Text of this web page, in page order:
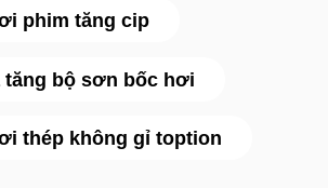
phim tăng cip
tăng bộ sơn bốc hơi
thép không gỉ toption